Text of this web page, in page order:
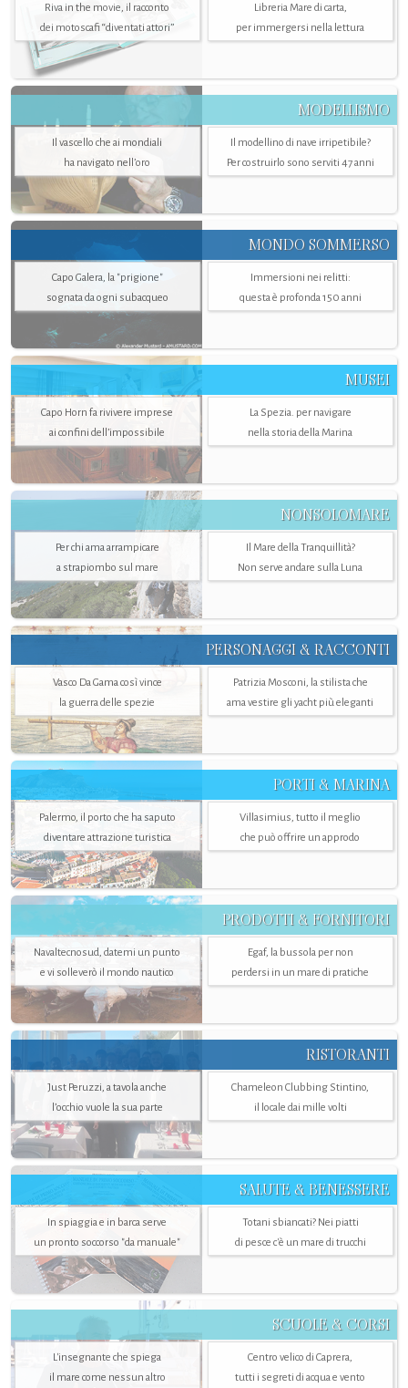
Riva in the movie, il racconto
dei motoscafi “diventati attori”
Libreria Mare di carta,
per immergersi nella lettura
MODELLISMO
Il vascello che ai mondiali
ha navigato nell’oro
Il modellino di nave irripetibile?
Per costruirlo sono serviti 47 anni
MONDO SOMMERSO
Capo Galera, la "prigione"
sognata da ogni subacqueo
Immersioni nei relitti:
questa è profonda 150 anni
MUSEI
Capo Horn fa rivivere imprese
ai confini dell’impossibile
La Spezia. per navigare
nella storia della Marina
NONSOLOMARE
Per chi ama arrampicare
a strapiombo sul mare
Il Mare della Tranquillità?
Non serve andare sulla Luna
PERSONAGGI & RACCONTI
Vasco Da Gama così vince
la guerra delle spezie
Patrizia Mosconi, la stilista che
ama vestire gli yacht più eleganti
PORTI & MARINA
Palermo, il porto che ha saputo
diventare attrazione turistica
Villasimius, tutto il meglio
che può offrire un approdo
PRODOTTI & FORNITORI
Navaltecnosud, datemi un punto
e vi solleverò il mondo nautico
Egaf, la bussola per non
perdersi in un mare di pratiche
RISTORANTI
Just Peruzzi, a tavola anche
l’occhio vuole la sua parte
Chameleon Clubbing Stintino,
il locale dai mille volti
SALUTE & BENESSERE
In spiaggia e in barca serve
un pronto soccorso "da manuale"
Totani sbiancati? Nei piatti
di pesce c'è un mare di trucchi
SCUOLE & CORSI
L'insegnante che spiega
il mare come nessun altro
Centro velico di Caprera,
tutti i segreti di acqua e vento